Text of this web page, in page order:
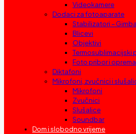
Videokamere
Dodaci za fotoaparate
Stabilizatori –
Blicevi
Objektivi
Termosublimacijski
Foto pribor i oprema
Diktafoni
Mikrofoni, zvučnici i
Mikrofoni
Zvučnici
Slušalice
Soundbar
Dom i slobodno vrijeme